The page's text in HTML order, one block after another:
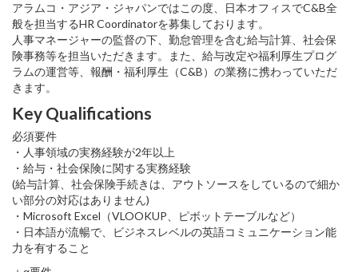
アラムコ・アジア・ジャパンではこの度、日本オフィスでC&B全
般を担当するHR Coordinatorを募集しております。
人事マネージャーの監督の下、勤怠管理を含む給与計算、社会保
険事務等を担当いただきます。また、給与改定や福利厚生プログ
ラムの運営等、報酬・福利厚生（C&B）の業務に携わっていただ
きます。
Key Qualifications
必須要件
・人事領域の実務経験が2年以上
・給与・社会保険に関する実務経験
(給与計算、社会保険手続きは、アウトソースをしているので細か
い部分の対応はありません)
・Microsoft Excel（VLOOKUP、ピボットテーブルなど）
・日本語が流暢で、ビジネスレベルの英語コミュニケーション能
力を有すること